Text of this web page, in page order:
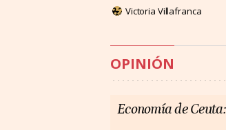
Victoria Villafranca
OPINIÓN
Economía de